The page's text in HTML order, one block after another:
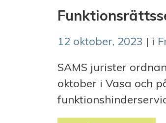
12 oktober, 2023 | i
SAMS jurister
oktober i Vasa och